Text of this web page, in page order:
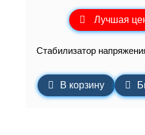
Лучшая
Стабилизатор
В корзину